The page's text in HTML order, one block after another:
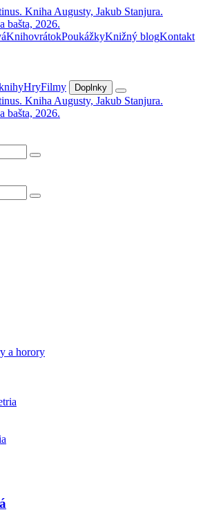
KnihovrátokPoukážkyKnižný blogKontakt
HryFilmy Doplnky
a horory